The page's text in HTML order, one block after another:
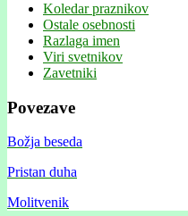
Koledar praznikov
Ostale osebnosti
Razlaga imen
Viri svetnikov
Zavetniki
Povezave
Božja beseda
Pristan duha
Molitvenik